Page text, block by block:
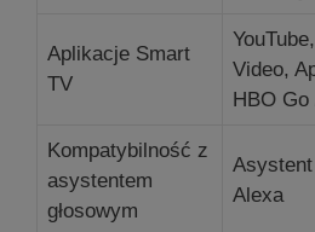
Aplikacje Smart
TV
Video,
HBO
Kompatybilność z
asystentem
głosowym
Alexa